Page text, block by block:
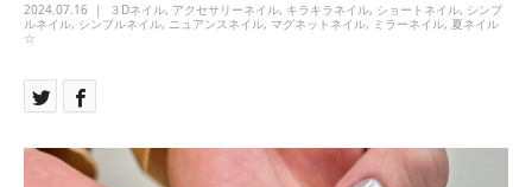
2024.07.16 ３Dネイル, アクセサリーネイル, キラキラネイル, ショートネイル, シンプ
ルネイル, シンプルネイル, ニュアンスネイル, マグネットネイル, ミラーネイル, 夏ネイル
☆